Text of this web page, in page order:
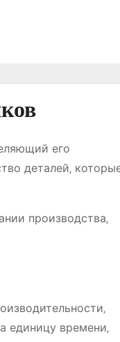
его
деталей‚
производства‚
единицу времени‚